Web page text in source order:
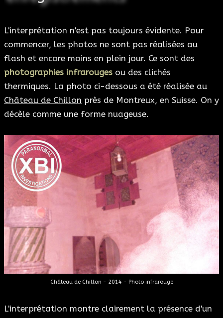
L'interprétation n'est pas toujours évidente. Pour
commencer, les photos ne sont pas réalisées au
flash et encore moins en plein jour. Ce sont des
photographies infrarouges ou des clichés
thermiques. La photo ci-dessous a été réalisée au
Château de Chillon près de Montreux, en Suisse. On y
décèle comme une forme nuageuse.
Château de Chillon - 2014 - Photo infrarouge
L'interprétation montre clairement la présence d'un